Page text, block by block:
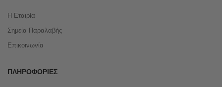
Η Εταιρία
Σημεία Παραλαβής
Επικοινωνία
ΠΛΗΡΟΦΟΡΊΕΣ